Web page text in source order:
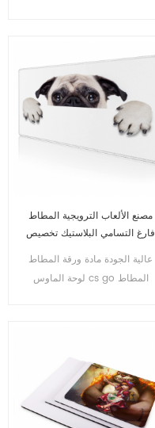
مصنع الألعاب الترويجية المطاط
فارغ التسامي البلاستيك تخصيص
بالجملة
عالية الجودة مادة ورقة المطاط
لوحة الماوس cs go المطاط